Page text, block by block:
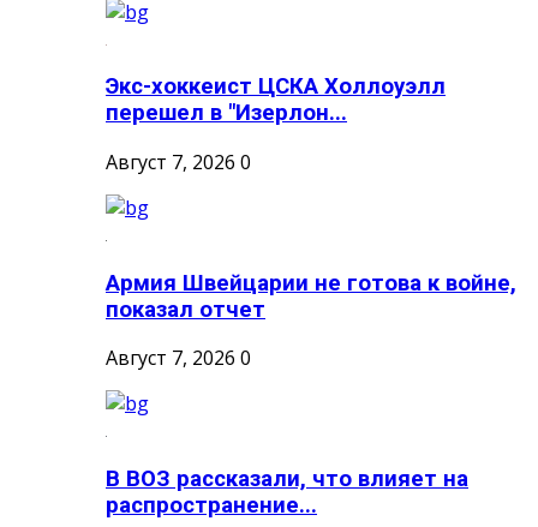
Экс-хоккеист ЦСКА Холлоуэлл
перешел в "Изерлон...
Август 7, 2026 0
Армия Швейцарии не готова к войне,
показал отчет
Август 7, 2026 0
В ВОЗ рассказали, что влияет на
распространение...